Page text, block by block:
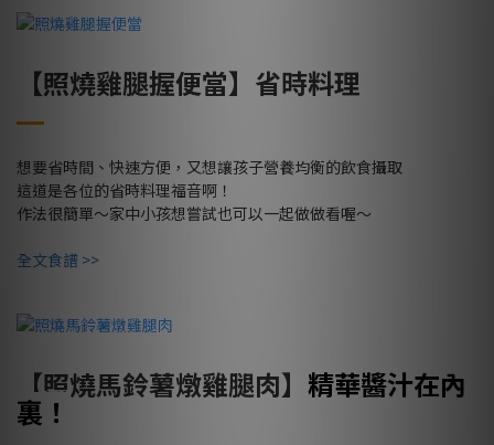
【照燒雞腿握便當】省時料理
想要省時間、快速方便，又想讓孩子營養均衡的飲食攝取
這道是各位的省時料理福音啊！
作法很簡單～家中小孩想嘗試也可以一起做做看喔～
全文食譜 >>
【照燒馬鈴薯燉雞腿肉】 精華醬汁在內
裏！